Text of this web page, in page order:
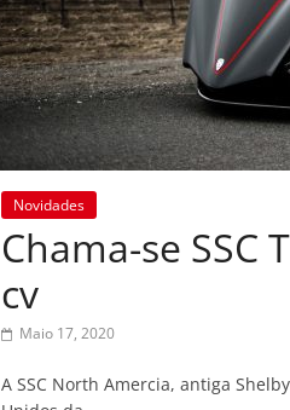
Novidades
Chama-se SSC
cv
Maio 17, 2020
A SSC North Amercia, antiga